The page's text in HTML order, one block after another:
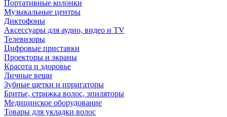
Портативные колонки
Музыкальные центры
Диктофоны
Аксессуары для аудио, видео и TV
Телевизоры
Цифровые приставки
Проекторы и экраны
Красота и здоровье
Личные вещи
Зубные щетки и ирригаторы
Бритье, стрижка волос, эпиляторы
Медицинское оборудование
Товары для укладки волос